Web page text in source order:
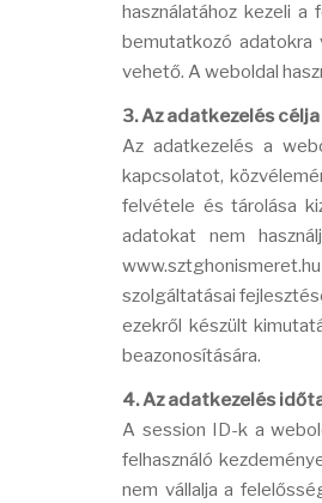
használatához kezeli a
bemutatkozó adatokra
vehető. A weboldal
3. Az adatkezelés célja
Az adatkezelés a
kapcsolatot,
felvétele és tárolása
adatokat nem
szolgáltatásai
ezekről készült
beazonosítására.
4. Az adatkezelés
A session ID-k a
felhasználó
nem vállalja a